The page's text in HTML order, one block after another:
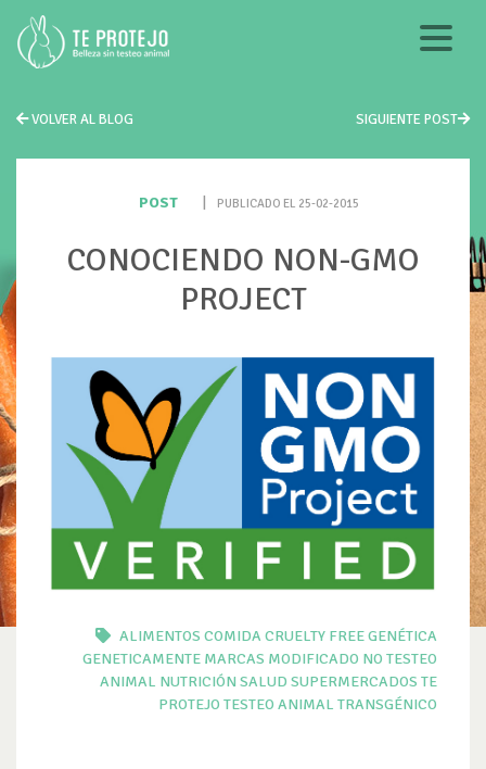
VOLVER AL BLOG SIGUIENTE POST
POST PUBLICADO EL 25-02-2015
CONOCIENDO NON-GMO
PROJECT
ALIMENTOS COMIDA CRUELTY FREEGENÉTICA
GENETICAMENTE MARCAS MODIFICADO NO TESTEO
ANIMAL NUTRICIÓN SALUD SUPERMERCADOS TE
PROTEJO TESTEO ANIMAL TRANSGÉNICO